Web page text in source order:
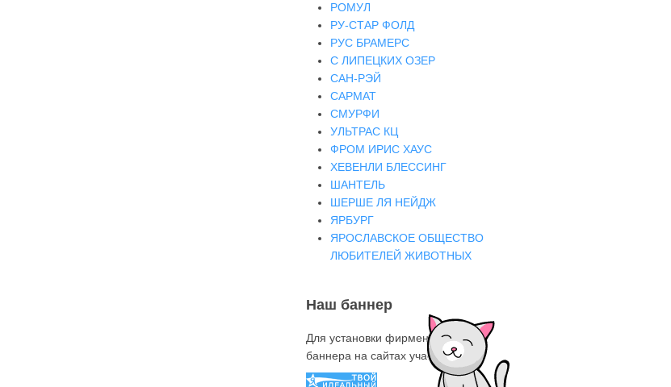
РОМУЛ
РУ-СТАР ФОЛД
РУС БРАМЕРС
С ЛИПЕЦКИХ ОЗЕР
САН-РЭЙ
САРМАТ
СМУРФИ
УЛЬТРАС КЦ
ФРОМ ИРИС ХАУС
ХЕВЕНЛИ БЛЕССИНГ
ШАНТЕЛЬ
ШЕРШЕ ЛЯ НЕЙДЖ
ЯРБУРГ
ЯРОСЛАВСКОЕ ОБЩЕСТВО
ЛЮБИТЕЛЕЙ ЖИВОТНЫХ
Наш баннер
Для установки фирменного знака-
баннера на сайтах участниках